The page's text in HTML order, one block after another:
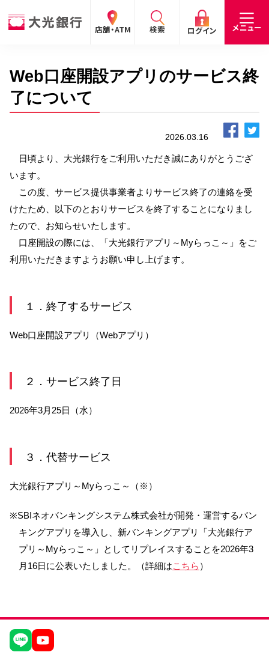
店舗・ATM 検索 ログイン メニュー
閉じる
手数料 預金金利 お問合わせ
お客さま
お客さま
企業・
IR情報
情報
閉じる
個人のお客さま
サービスのご案内 ログイン
デビット会員用 Web
（デビットカードをご利用のお客さま向け）
サービスのご案内 ログイン
たいこうインターネット投信
サービスのご案内
（たいこうNaviをご利用のお客さま向け）
サービスのご案内
※たいこうNaviはウェルスナビ株式会社が提供するサービスです。
これより先のページは、ウェルスナビ株式会社が運営するサイトとなりま
法人のお客さま
サービスのご案内
NBセンター
たいこうでんさいサービス
（電子債権をご利用のお客さま向け）
閉じる
Web口座開設アプリのサービス終
了について
2026.03.16
日頃より、大光銀行をご利用いただき誠にありがとうござ
います。
この度、サービス提供事業者よりサービス終了の連絡を受
けたため、以下のとおりサービスを終了することになりまし
たので、お知らせいたします。
口座開設の際には、「大光銀行アプリ～Myらっこ～」をご
利用いただきますようお願い申し上げます。
１．終了するサービス
Web口座開設アプリ（Webアプリ）
２．サービス終了日
2026年3月25日（水）
３．代替サービス
大光銀行アプリ～Myらっこ～（※）
※SBIネオバンキングシステム株式会社が開発・運営するバン
キングアプリを導入し、新バンキングアプリ「大光銀行ア
プリ～Myらっこ～」としてリプレイスすることを2026年3
月16日に公表いたしました。（詳細はこちら ）